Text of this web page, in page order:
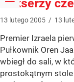
Bokserzy
13 lutego2005 / 13
Premier Izraela
Pułkownik Oren
wbiegł do sali, w
prostokątnym stole